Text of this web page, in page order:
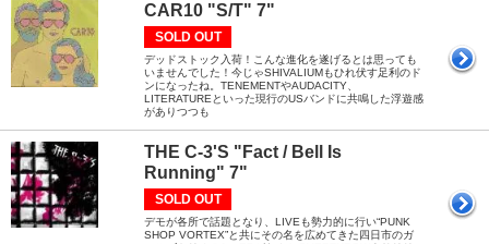
CAR10 "S/T" 7"
SOLD OUT
デッドストック入荷！こんな進化を遂げるとは思っても
いませんでした！今じゃSHIVALIUMもひれ伏す足利のド
ンになったね。TENEMENTやAUDACITY、
LITERATUREといった現行のUSバンドに共鳴した浮遊感
がありつつも
THE C-3'S "Fact / Bell Is
Running" 7"
SOLD OUT
デモが各所で話題となり、LIVEも勢力的に行い“PUNK
SHOP VORTEX”と共にその名を広めてきた四日市のガ